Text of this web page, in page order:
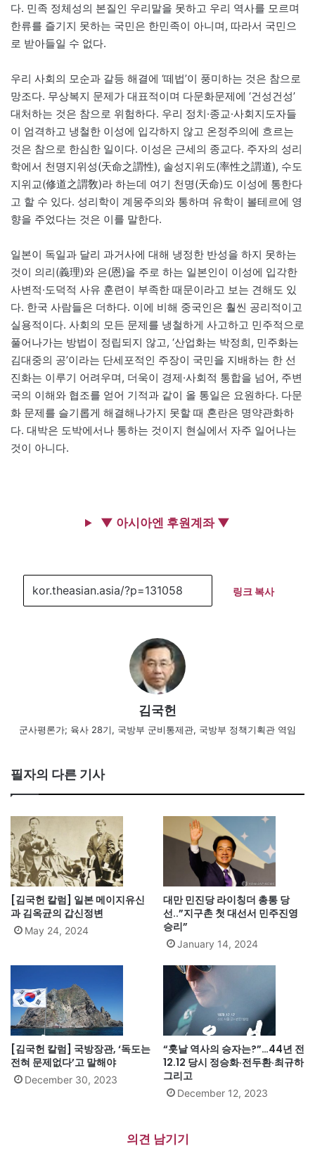
다. 민족 정체성의 본질인 우리말을 못하고 우리 역사를 모르며
한류를 즐기지 못하는 국민은 한민족이 아니며, 따라서 국민으
로 받아들일 수 없다.
우리 사회의 모순과 갈등 해결에 ‘떼법’이 풍미하는 것은 참으로
망조다. 무상복지 문제가 대표적이며 다문화문제에 ‘건성건성’
대처하는 것은 참으로 위험하다. 우리 정치·종교·사회지도자들
이 엄격하고 냉철한 이성에 입각하지 않고 온정주의에 흐르는
것은 참으로 한심한 일이다. 이성은 근세의 종교다. 주자의 성리
학에서 천명지위성(天命之謂性), 솔성지위도(率性之謂道), 수도
지위교(修道之謂敎)라 하는데 여기 천명(天命)도 이성에 통한다
고 할 수 있다. 성리학이 계몽주의와 통하며 유학이 볼테르에 영
향을 주었다는 것은 이를 말한다.
일본이 독일과 달리 과거사에 대해 냉정한 반성을 하지 못하는
것이 의리(義理)와 은(恩)을 주로 하는 일본인이 이성에 입각한
사변적·도덕적 사유 훈련이 부족한 때문이라고 보는 견해도 있
다. 한국 사람들은 더하다. 이에 비해 중국인은 훨씬 공리적이고
실용적이다. 사회의 모든 문제를 냉철하게 사고하고 민주적으로
풀어나가는 방법이 정립되지 않고, ‘산업화는 박정희, 민주화는
김대중의 공’이라는 단세포적인 주장이 국민을 지배하는 한 선
진화는 이루기 어려우며, 더욱이 경제·사회적 통합을 넘어, 주변
국의 이해와 협조를 얻어 기적과 같이 올 통일은 요원하다. 다문
화 문제를 슬기롭게 해결해나가지 못할 때 혼란은 명약관화하
다. 대박은 도박에서나 통하는 것이지 현실에서 자주 일어나는
것이 아니다.
▼ 아시아엔 후원계좌 ▼
링크 복사
김국헌
군사평론가; 육사 28기, 국방부 군비통제관, 국방부 정책기획관 역임
필자의 다른 기사
[김국헌 칼럼] 일본 메이지유신
과 김옥균의 갑신정변
May 24, 2024
대만 민진당 라이칭더 총통 당
선..”지구촌 첫 대선서 민주진영
승리”
January 14, 2024
[김국헌 칼럼] 국방장관, ‘독도는
전혀 문제없다’고 말해야
December 30, 2023
“훗날 역사의 승자는?”…44년 전
12.12 당시 정승화·전두환·최규하
그리고
December 12, 2023
의견 남기기